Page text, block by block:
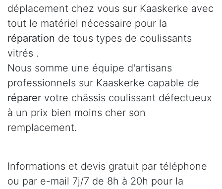
déplacement chez vous sur Kaaskerke avec
tout le matériel nécessaire pour la
réparation de tous types de coulissants
vitrés .
Nous somme une équipe d'artisans
professionnels sur Kaaskerke capable de
réparer votre châssis coulissant défectueux
à un prix bien moins cher son
remplacement.
Informations et devis gratuit par téléphone
ou par e-mail 7j/7 de 8h à 20h pour la